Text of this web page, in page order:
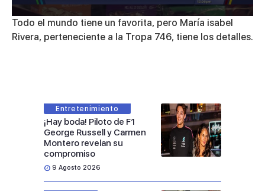
0
of
Todo el mundo tiene un favorita, pero María isabel
Rivera, perteneciente a la Tropa 746, tiene los detalles.
Entretenimiento
¡Hay boda! Piloto de F1
George Russell y Carmen
Montero revelan su
compromiso
9 Agosto 2026